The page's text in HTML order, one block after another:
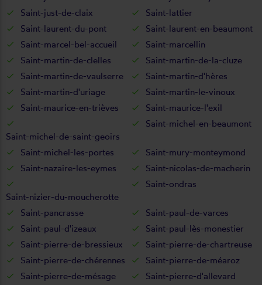
Saint-just-de-claix
Saint-lattier
Saint-laurent-du-pont
Saint-laurent-en-beaumont
Saint-marcel-bel-accueil
Saint-marcellin
Saint-martin-de-clelles
Saint-martin-de-la-cluze
Saint-martin-de-vaulserre
Saint-martin-d'hères
Saint-martin-d'uriage
Saint-martin-le-vinoux
Saint-maurice-en-trièves
Saint-maurice-l'exil
Saint-michel-de-saint-geoirs
Saint-michel-en-beaumont
Saint-michel-les-portes
Saint-mury-monteymond
Saint-nazaire-les-eymes
Saint-nicolas-de-macherin
Saint-nizier-du-moucherotte
Saint-ondras
Saint-pancrasse
Saint-paul-de-varces
Saint-paul-d'izeaux
Saint-paul-lès-monestier
Saint-pierre-de-bressieux
Saint-pierre-de-chartreuse
Saint-pierre-de-chérennes
Saint-pierre-de-méaroz
Saint-pierre-de-mésage
Saint-pierre-d'allevard